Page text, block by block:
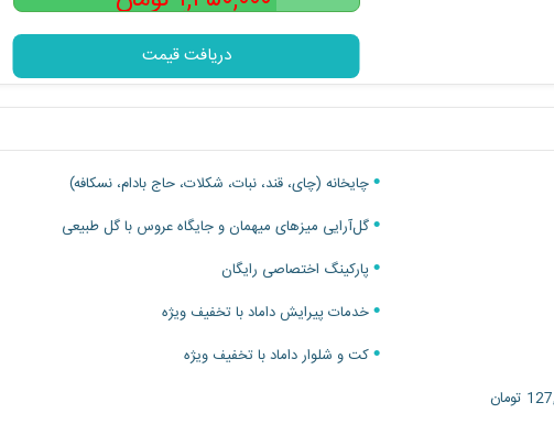
۱,۲۵۰,۰۰۰تومان
دریافت قیمت
چایخانه (چای، قند، نبات، شکلات، حاج بادام، نسکافه)
گل‌آرایی میزهای میهمان و جایگاه عروس با گل طبیعی
پارکینگ اختصاصی رایگان
خدمات پیرایش داماد با تخفیف ویژه
کت و شلوار داماد با تخفیف ویژه